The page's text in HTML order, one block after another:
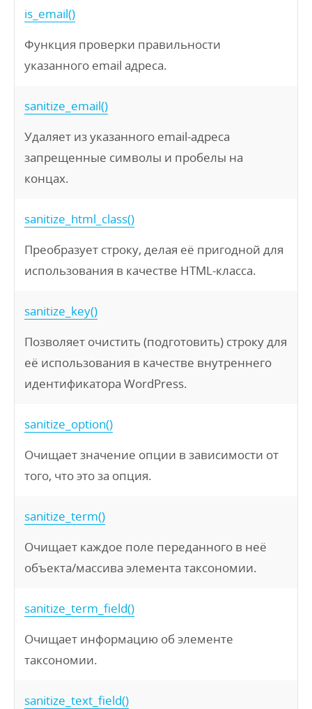
is_email()
Функция проверки правильности
указанного email адреса.
sanitize_email()
Удаляет из указанного email-адреса
запрещенные символы и пробелы на
концах.
sanitize_html_class()
Преобразует строку, делая её пригодной для
использования в качестве HTML-класса.
sanitize_key()
Позволяет очистить (подготовить) строку для
её использования в качестве внутреннего
идентификатора WordPress.
sanitize_option()
Очищает значение опции в зависимости от
того, что это за опция.
sanitize_term()
Очищает каждое поле переданного в неё
объекта/массива элемента таксономии.
sanitize_term_field()
Очищает информацию об элементе
таксономии.
sanitize_text_field()